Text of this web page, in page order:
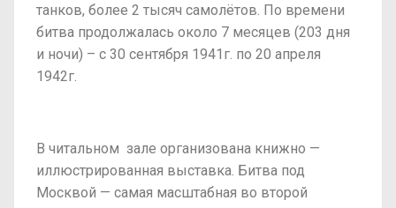
танков, более 2 тысяч самолётов. По времени
битва продолжалась около 7 месяцев (203 дня
и ночи) – с 30 сентября 1941г. по 20 апреля
1942г.
В читальном зале организована книжно —
иллюстрированная выставка. Битва под
Москвой — самая масштабная во второй